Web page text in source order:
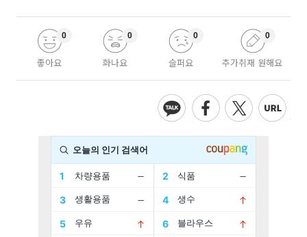
좋아요
0
화나요
0
슬퍼요
0
추가취재 원해요
0